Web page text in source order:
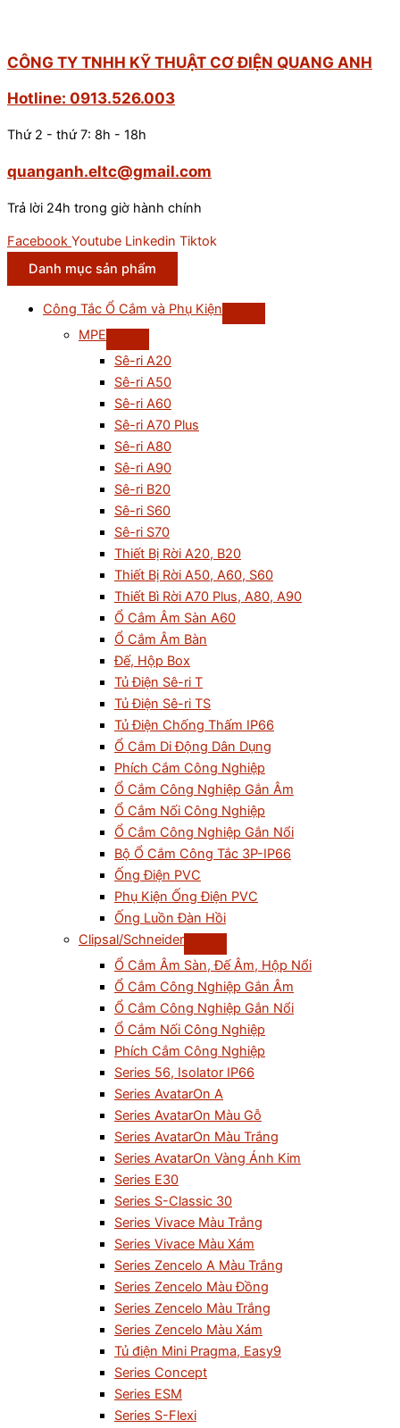
CÔNG TY TNHH KỸ THUẬT CƠ ĐIỆN QUANG ANH
Hotline: 0913.526.003
Thứ 2 - thứ 7: 8h - 18h
quanganh.eltc@gmail.com
Trả lời 24h trong giờ hành chính
Facebook Youtube Linkedin Tiktok
Danh mục sản phẩm
Công Tắc Ổ Cắm và Phụ Kiện
MPE
Sê-ri A20
Sê-ri A50
Sê-ri A60
Sê-ri A70 Plus
Sê-ri A80
Sê-ri A90
Sê-ri B20
Sê-ri S60
Sê-ri S70
Thiết Bị Rời A20, B20
Thiết Bị Rời A50, A60, S60
Thiết Bì Rời A70 Plus, A80, A90
Ổ Cắm Âm Sàn A60
Ổ Cắm Âm Bàn
Đế, Hộp Box
Tủ Điện Sê-ri T
Tủ Điện Sê-ri TS
Tủ Điện Chống Thấm IP66
Ổ Cắm Di Động Dân Dụng
Phích Cắm Công Nghiệp
Ổ Cắm Công Nghiệp Gắn Âm
Ổ Cắm Nối Công Nghiệp
Ổ Cắm Công Nghiệp Gắn Nổi
Bộ Ổ Cắm Công Tắc 3P-IP66
Ống Điện PVC
Phụ Kiện Ống Điện PVC
Ống Luồn Đàn Hồi
Clipsal/Schneider
Ổ Cắm Âm Sàn, Đế Âm, Hộp Nổi
Ổ Cắm Công Nghiệp Gắn Âm
Ổ Cắm Công Nghiệp Gắn Nổi
Ổ Cắm Nối Công Nghiệp
Phích Cắm Công Nghiệp
Series 56, Isolator IP66
Series AvatarOn A
Series AvatarOn Màu Gỗ
Series AvatarOn Màu Trắng
Series AvatarOn Vàng Ánh Kim
Series E30
Series S-Classic 30
Series Vivace Màu Trắng
Series Vivace Màu Xám
Series Zencelo A Màu Trắng
Series Zencelo Màu Đồng
Series Zencelo Màu Trắng
Series Zencelo Màu Xám
Tủ điện Mini Pragma, Easy9
Series Concept
Series ESM
Series S-Flexi